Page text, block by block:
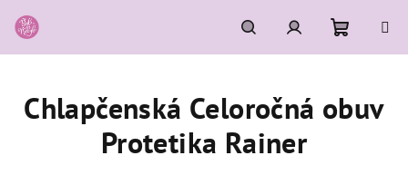
na
obsah
HľadaťPrihlásenie
košík
Chlapčenská Celoročná obuv
Protetika Rainer